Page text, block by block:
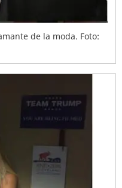
de la moda. Foto: